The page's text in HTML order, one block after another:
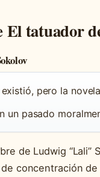
El tatuador
pero la
un pasado
de Ludwig “Lali”
concentración